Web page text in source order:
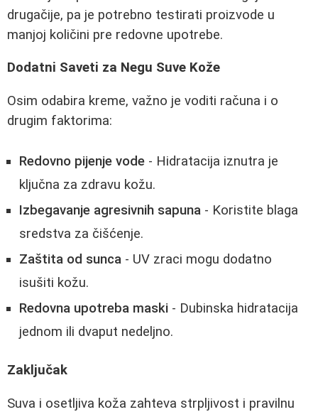
drugačije, pa je potrebno testirati proizvode u
manjoj količini pre redovne upotrebe.
Dodatni Saveti za Negu Suve Kože
Osim odabira kreme, važno je voditi računa i o
drugim faktorima:
Redovno pijenje vode - Hidratacija iznutra je
ključna za zdravu kožu.
Izbegavanje agresivnih sapuna - Koristite blaga
sredstva za čišćenje.
Zaštita od sunca - UV zraci mogu dodatno
isušiti kožu.
Redovna upotreba maski - Dubinska hidratacija
jednom ili dvaput nedeljno.
Zaključak
Suva i osetljiva koža zahteva strpljivost i pravilnu